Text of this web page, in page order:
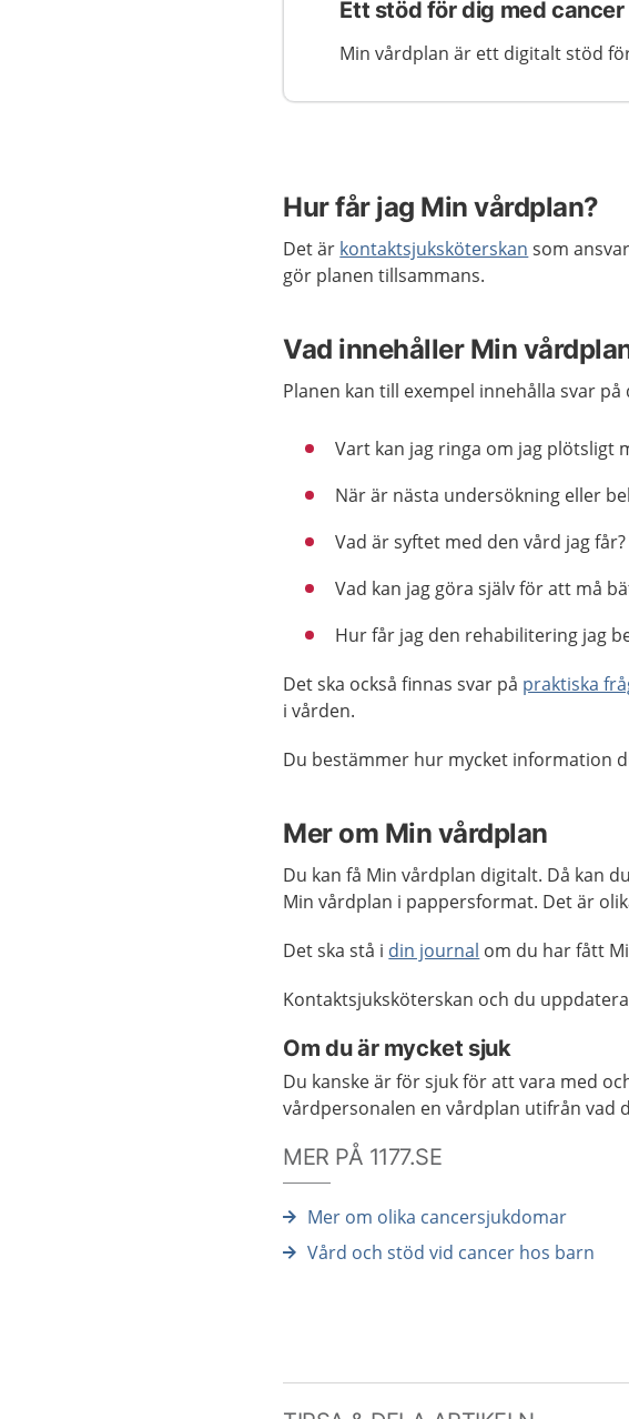
Ett stöd för dig med cancer
Min vårdplan är ett digitalt stöd
Hur får jag Min vårdplan?
Det är kontaktsjuksköterskan som
gör planen tillsammans.
Vad innehåller Min
Planen kan till exempel innehålla svar
Vart kan jag ringa om jag plötsligt
När är nästa undersökning eller
Vad är syftet med den vård jag får?
Vad kan jag göra själv för att må
Hur får jag den rehabilitering jag
Det ska också finnas svar på praktiska
i vården.
Du bestämmer hur mycket information
Mer om Min vårdplan
Du kan få Min vårdplan digitalt. Då kan du
Min vårdplan i pappersformat. Det är
Det ska stå i din journal om du har fått
Kontaktsjuksköterskan och du
Om du är mycket sjuk
Du kanske är för sjuk för att vara med
vårdpersonalen en vårdplan utifrån vad
MER PÅ 1177.SE
Mer om olika cancersjukdomar
Vård och stöd vid cancer hos barn